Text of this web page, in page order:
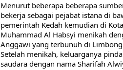
Menurut beberapa beberapa
bekerja sebagai pejabat istana di
pemerintah Kedah kemudian di
Muhammad Al Habsyi menikah
Anggawi yang terbunuh di
Setelah menikah, keluarganya
saudara dengan nama Sharifah